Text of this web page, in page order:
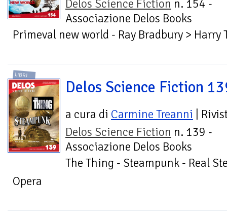
Delos Science Fiction n. 154 -
Associazione Delos Books
Primeval new world - Ray Bradbury > Harry
LIBRI
Delos Science Fiction
a cura di Carmine Treanni |
Delos Science Fiction n. 139 -
Associazione Delos Books
The Thing - Steampunk - Real
Opera